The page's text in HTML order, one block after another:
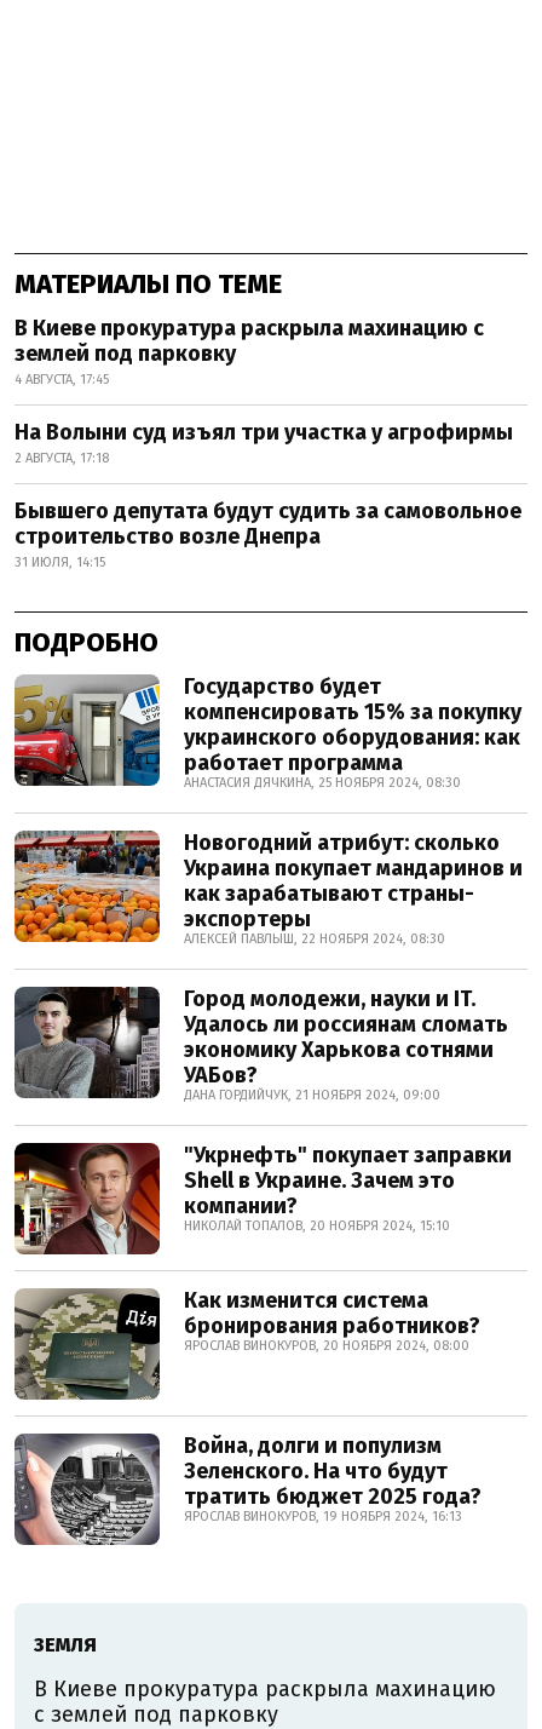
МАТЕРИАЛЫ ПО ТЕМЕ
В Киеве прокуратура раскрыла махинацию с
землей под парковку
4 АВГУСТА, 17:45
На Волыни суд изъял три участка у агрофирмы
2 АВГУСТА, 17:18
Бывшего депутата будут судить за самовольное
строительство возле Днепра
31 ИЮЛЯ, 14:15
ПОДРОБНО
Государство будет
компенсировать 15% за покупку
украинского оборудования: как
работает программа
АНАСТАСИЯ ДЯЧКИНА, 25 НОЯБРЯ 2024, 08:30
Новогодний атрибут: сколько
Украина покупает мандаринов и
как зарабатывают страны-
экспортеры
АЛЕКСЕЙ ПАВЛЫШ, 22 НОЯБРЯ 2024, 08:30
Город молодежи, науки и IT.
Удалось ли россиянам сломать
экономику Харькова сотнями
УАБов?
ДАНА ГОРДИЙЧУК, 21 НОЯБРЯ 2024, 09:00
"Укрнефть" покупает заправки
Shell в Украине. Зачем это
компании?
НИКОЛАЙ ТОПАЛОВ, 20 НОЯБРЯ 2024, 15:10
Как изменится система
бронирования работников?
ЯРОСЛАВ ВИНОКУРОВ, 20 НОЯБРЯ 2024, 08:00
Война, долги и популизм
Зеленского. На что будут
тратить бюджет 2025 года?
ЯРОСЛАВ ВИНОКУРОВ, 19 НОЯБРЯ 2024, 16:13
ЗЕМЛЯ
В Киеве прокуратура раскрыла махинацию
с землей под парковку